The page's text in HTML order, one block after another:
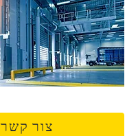
צור קשר